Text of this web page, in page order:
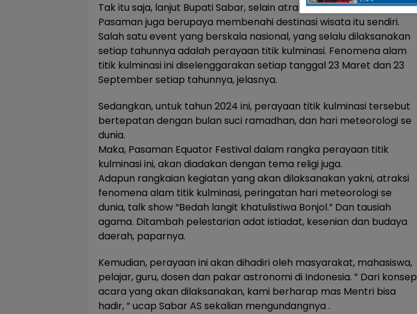
Tak itu saja, lanjut Bupati Sabar, selain atraksi wisata, Pemda
Pasaman juga berupaya membenahi destinasi wisata itu sendiri.
Salah satu event yang berskala nasional, yang selalu dilaksanakan
setiap tahunnya adalah perayaan titik kulminasi. Fenomena alam
titik kulminasi ini diselenggarakan setiap tanggal 23 Maret dan 23
September setiap tahunnya, jelasnya.
Sedangkan, untuk tahun 2024 ini, perayaan titik kulminasi tersebut
bertepatan dengan bulan suci ramadhan, dan hari meteorologi se
dunia.
Maka, Pasaman Equator Festival dalam rangka perayaan titik
kulminasi ini, akan diadakan dengan tema religi juga.
Adapun rangkaian kegiatan yang akan dilaksanakan yakni, atraksi
fenomena alam titik kulminasi, peringatan hari meteorologi se
dunia, talk show “Bedah langit khatulistiwa Bonjol.” Dan tausiah
agama. Ditambah pelestarian adat istiadat, kesenian dan budaya
daerah, paparnya.
Kemudian, perayaan ini akan dihadiri oleh masyarakat, mahasiswa,
pelajar, guru, dosen dan pakar astronomi di Indonesia. ” Dari konsep
acara yang akan dilaksanakan, kami berharap mas Mentri bisa
hadir, ” ucap Sabar AS sekalian mengundangnya .